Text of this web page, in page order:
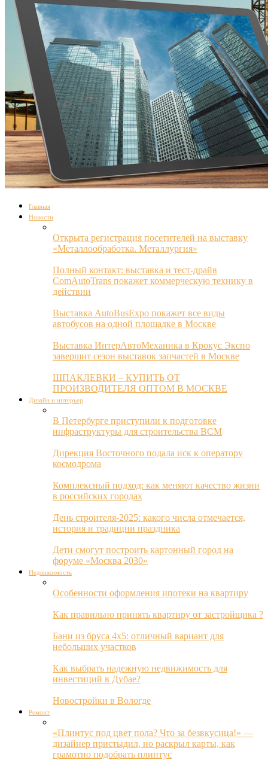
Главная
Новости
Открыта регистрация посетителей на выставку
«Металлообработка. Металлургия»
Полный контакт: выставка и тест-драйв
ComAutoTrans покажет коммерческую технику в
действии
Выставка AutoBusExpo покажет все виды
автобусов на одной площадке в Москве
Выставка ИнтерАвтоМеханика в Крокус Экспо
завершит сезон выставок запчастей в Москве
ШПАКЛЕВКИ – КУПИТЬ ОТ
ПРОИЗВОДИТЕЛЯ ОПТОМ В МОСКВЕ
Дизайн и интерьер
В Петербурге приступили к подготовке
инфраструктуры для строительства ВСМ
Дирекция Восточного подала иск к оператору
космодрома
Комплексный подход: как меняют качество жизни
в российских городах
День строителя-2025: какого числа отмечается,
история и традиции праздника
Дети смогут построить картонный город на
форуме «Москва 2030»
Недвижимость
Особенности оформления ипотеки на квартиру
Как правильно принять квартиру от застройщика ?
Бани из бруса 4х5: отличный вариант для
небольших участков
Как выбрать надежную недвижимость для
инвестиций в Дубае?
Новостройки в Вологде
Ремонт
«Плинтус под цвет пола? Что за безвкусица!» —
дизайнер пристыдил, но раскрыл карты, как
грамотно подобрать плинтус